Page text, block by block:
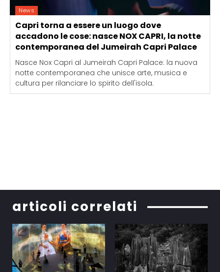
News
Capri torna a essere un luogo dove
accadono le cose: nasce NOX CAPRI, la notte
contemporanea del Jumeirah Capri Palace
Nasce Nox Capri al Jumeirah Capri Palace: la nuova
notte contemporanea che unisce arte, musica e
cultura per rilanciare lo spirito dell'isola.
articoli correlati